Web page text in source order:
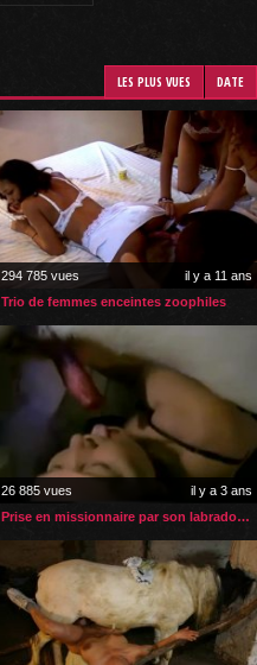
LES PLUS VUES DATE
294 785 vues
il y a 11 ans
Trio de femmes enceintes zoophiles
26 885 vues
il y a 3 ans
Prise en missionnaire par son labrador sur le banc de muscu